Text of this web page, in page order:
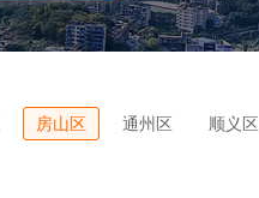
房山区 通州区 顺义区